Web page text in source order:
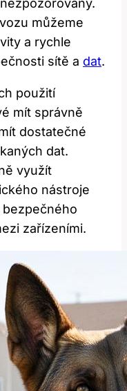
můžeme
a rychle
sítě a dat.
použití
mít správně
dostatečné
dat.
využít
nástroje
zařízeními.